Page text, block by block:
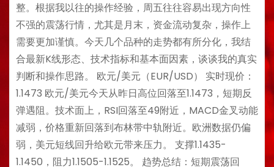
整。根据我以往的操作经验，周五往往容易出现方向性
不强的震荡行情，尤其是月末，资金流动复杂，操作上
需要更加谨慎。今天几个品种的走势都有所分化，我结
合最新K线形态、技术指标和基本面因素，谈谈我的真实
判断和操作思路。 欧元/美元（EUR/USD） 实时现价：
1.1473 欧元/美元今天从昨日高位回落至1.1473，短期反
弹遇阻。技术面上，RSI回落至49附近，MACD金叉动能
减弱，价格重新回落到布林带中轨附近。欧洲数据仍偏
弱，美元短线回升给欧元带来压力。 支撑1.1435-
1.1450，阻力1.1505-1.1525。 趋势总结：短期震荡回